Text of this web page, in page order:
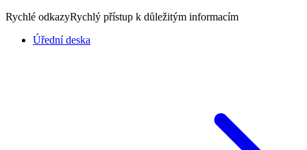
Rychlé odkazyRychlý přístup k důležitým informacím
Úřední deska